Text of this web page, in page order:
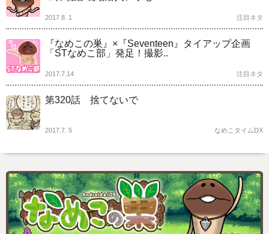
2017.8. 1 注目ネタ
『なめこの巣』×『Seventeen』タイアップ企画
「STなめこ部」発足！撮影..
2017.7.14 注目ネタ
第320話 捨てないで
2017.7. 5 なめこタイムDX